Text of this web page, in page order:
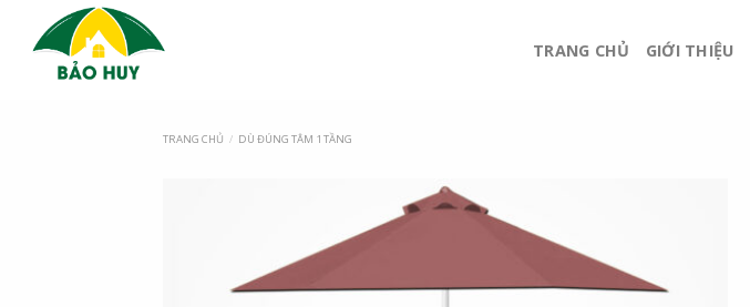
TRANG CHỦ GIỚI THIỆU
TRANG CHỦ / DÙ ĐÚNG TÂM 1 TẦNG